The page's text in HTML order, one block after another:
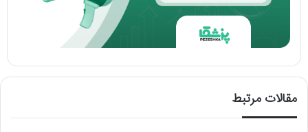
مقالات مرتبط